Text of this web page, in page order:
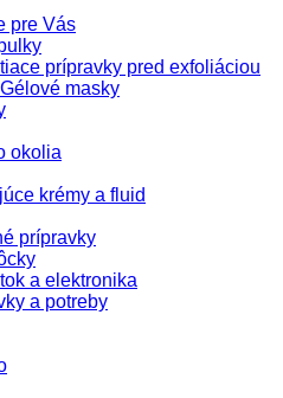
pre Vás
prípravky pred exfoliáciou
masky
okolia
krémy a fluid
prípravky
a elektronika
a potreby